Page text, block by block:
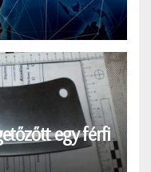
egy férfi